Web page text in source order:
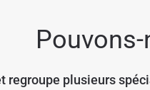
regroupe plusieurs